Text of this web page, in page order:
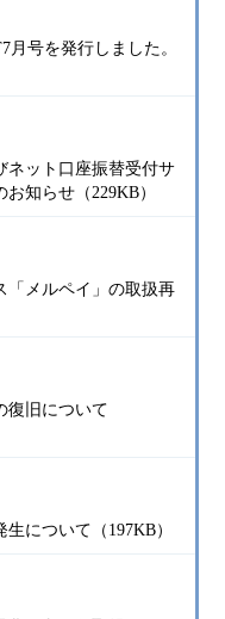
号を発行しました。
ネット口座振替受付サ
知らせ（229KB）
「メルペイ」の取扱再
復旧について
について（197KB）